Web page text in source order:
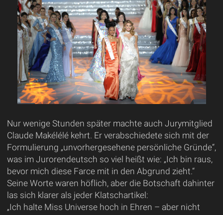
Nur wenige Stunden später machte auch Jurymitglied
Claude Makélélé kehrt. Er verabschiedete sich mit der
Formulierung „unvorhergesehene persönliche Gründe“,
was im Jurorendeutsch so viel heißt wie: „Ich bin raus,
bevor mich diese Farce mit in den Abgrund zieht.“
Seine Worte waren höflich, aber die Botschaft dahinter
las sich klarer als jeder Klatschartikel:
„Ich halte Miss Universe hoch in Ehren – aber nicht